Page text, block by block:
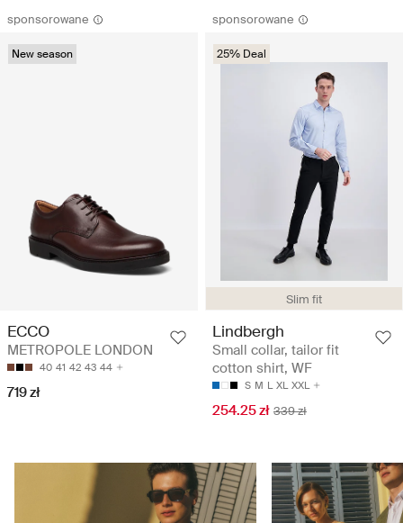
sponsorowane
New season
ECCO
METROPOLE LONDON
40 41 42 43 44
719 zł
sponsorowane
Slim fit
25% Deal
Lindbergh
Small collar, tailor fit
cotton shirt, WF
S M L XL XXL
254.25 zł 339 zł